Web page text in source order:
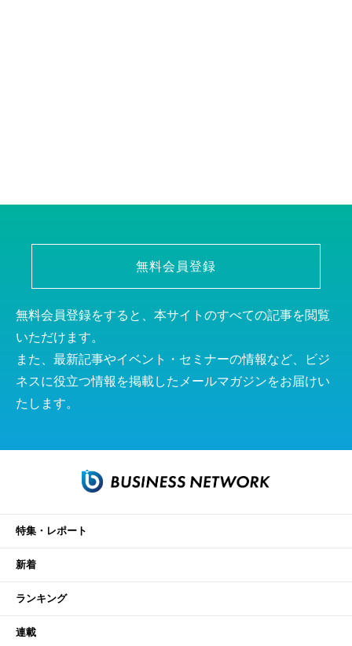
無料会員登録
無料会員登録をすると、本サイトのすべての記事を閲覧
いただけます。
また、最新記事やイベント・セミナーの情報など、ビジ
ネスに役立つ情報を掲載したメールマガジンをお届けい
たします。
特集・レポート
新着
ランキング
連載